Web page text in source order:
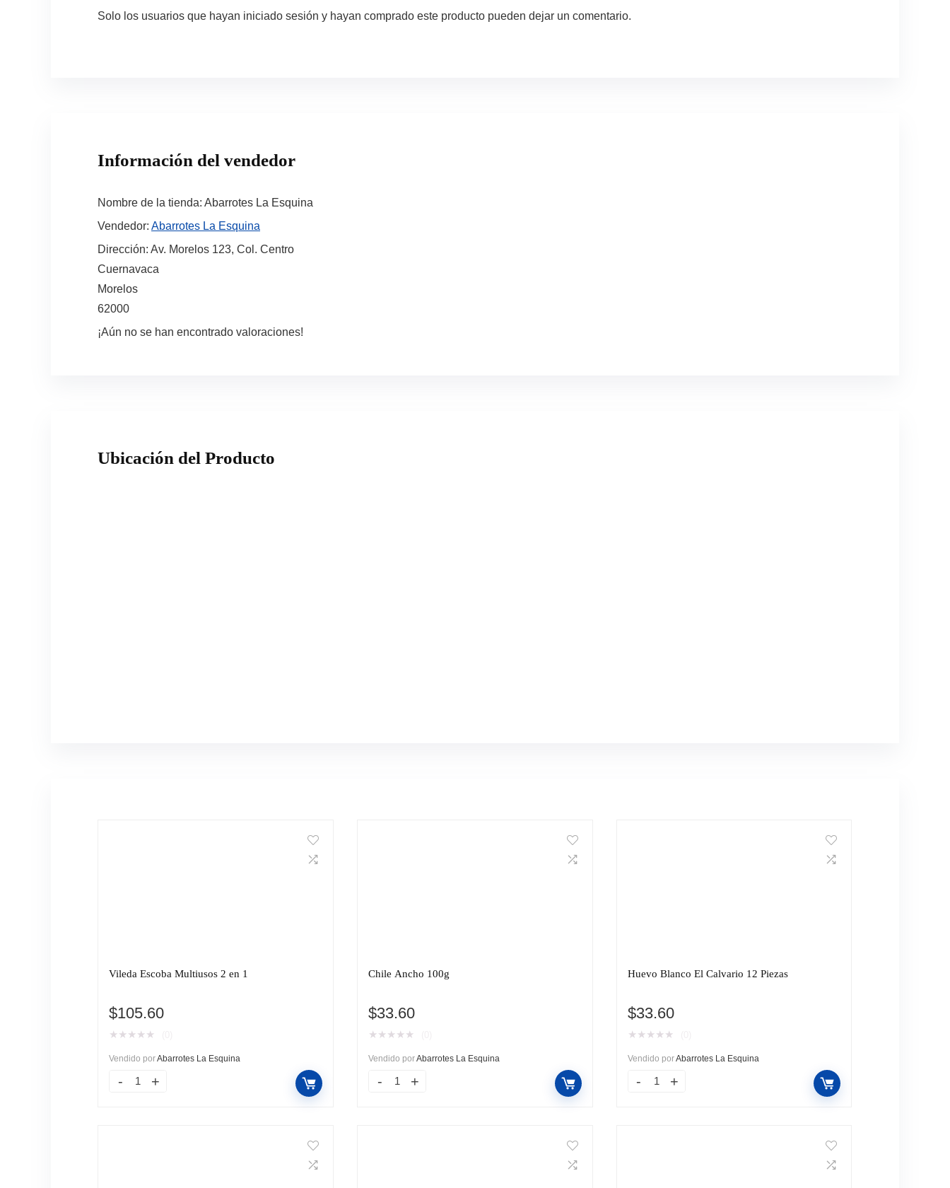
Solo los usuarios que hayan iniciado sesión y hayan comprado este producto pueden dejar un comentario.
Información del vendedor
Nombre de la tienda: Abarrotes La Esquina
Vendedor: Abarrotes La Esquina
Dirección: Av. Morelos 123, Col. Centro
Cuernavaca
Morelos
62000
¡Aún no se han encontrado valoraciones!
Ubicación del Producto
Vileda Escoba Multiusos 2 en 1
$105.60
★ ★ ★ ★ ★
Vendido porAbarrotes La Esquina
Chile Ancho 100g
$33.60
★ ★ ★ ★ ★
Vendido porAbarrotes La Esquina
Huevo Blanco El Calvario 12 Piezas
$33.60
★ ★ ★ ★ ★
Vendido porAbarrotes La Esquina